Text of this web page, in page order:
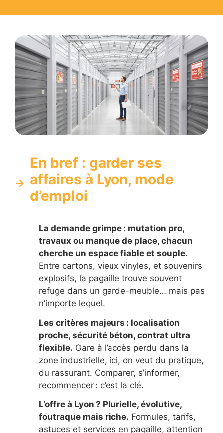
En bref : garder ses
affaires à Lyon, mode
d’emploi
La demande grimpe : mutation pro,
travaux ou manque de place, chacun
cherche un espace fiable et souple.
Entre cartons, vieux vinyles, et souvenirs
explosifs, la pagaille trouve souvent
refuge dans un garde-meuble… mais pas
n’importe lequel.
Les critères majeurs : localisation
proche, sécurité béton, contrat ultra
flexible. Gare à l’accès perdu dans la
zone industrielle, ici, on veut du pratique,
du rassurant. Comparer, s’informer,
recommencer : c’est la clé.
L’offre à Lyon ? Plurielle, évolutive,
foutraque mais riche. Formules, tarifs,
astuces et services en pagaille, attention